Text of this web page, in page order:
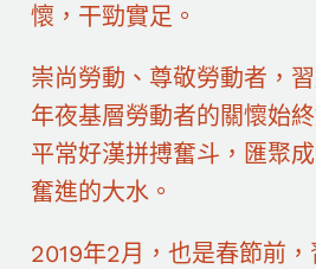
懷，干勁實足。
崇尚勞動、尊敬勞動者，
年夜基層勞動者的關懷始
平常好漢拼搏奮斗，匯聚
奮進的大水。
2019年2月，也是春節前